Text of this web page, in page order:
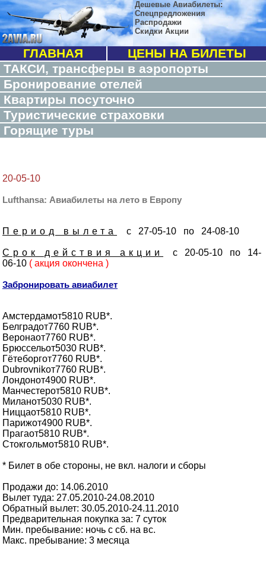
Дешевые Авиабилеты:
Спецпредложения
Распродажи
Скидки Акции
ГЛАВНАЯ
ЦЕНЫ НА БИЛЕТЫ
ТАКСИ, трансферы в аэропорты
Бронирование отелей
Квартиры посуточно
Туристические страховки
Горящие туры
20-05-10
Lufthansa: Авиабилеты на лето в Европу
Период вылета с 27-05-10 по 24-08-10
Срок действия акции
с 20-05-10 по 14-
06-10 ( акция окончена )
Забронировать авиабилет
Амстердамот5810 RUB*.
Белградот7760 RUB*.
Веронаот7760 RUB*.
Брюссельот5030 RUB*.
Гётеборгот7760 RUB*.
Dubrovnikот7760 RUB*.
Лондонот4900 RUB*.
Манчестерот5810 RUB*.
Миланот5030 RUB*.
Ниццаот5810 RUB*.
Парижот4900 RUB*.
Прагаот5810 RUB*.
Стокгольмот5810 RUB*.
* Билет в обе стороны, не вкл. налоги и сборы
Продажи до: 14.06.2010
Вылет туда: 27.05.2010-24.08.2010
Обратный вылет: 30.05.2010-24.11.2010
Предварительная покупка за: 7 суток
Мин. пребывание: ночь с сб. на вс.
Макс. пребывание: 3 месяца